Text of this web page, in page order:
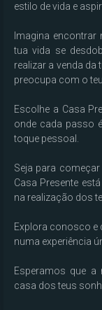
estilo de vida e
Imagina
tua vida se
realizar a venda
preocupa com o
Escolhe a Casa
onde cada passo
toque pessoal.
Seja para
Casa Presente
na realização dos
Explora conosco
numa experiência
Esperamos que a
casa dos teus